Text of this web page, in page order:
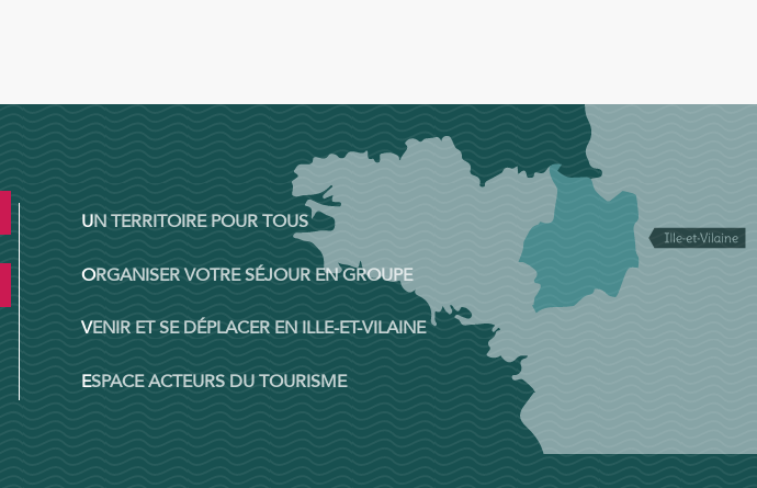
UN TERRITOIRE POUR TOUS
ORGANISER VOTRE SÉJOUR EN GROUPE
VENIR ET SE DÉPLACER EN ILLE-ET-VILAINE
ESPACE ACTEURS DU TOURISME